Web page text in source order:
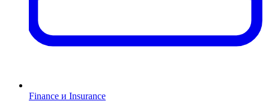
Finance и Insurance